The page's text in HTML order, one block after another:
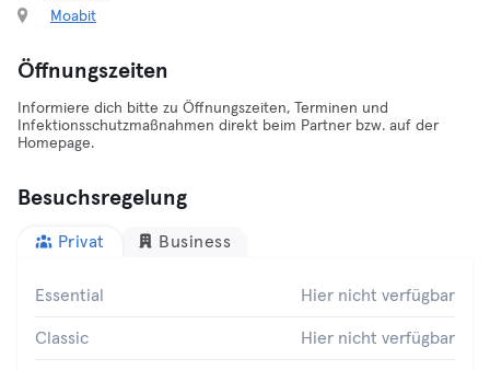
Moabit
Öffnungszeiten
Informiere dich bitte zu Öffnungszeiten, Terminen und
Infektionsschutzmaßnahmen direkt beim Partner bzw. auf der
Homepage.
Besuchsregelung
Privat Business
Essential Hier nicht verfügbar
Classic Hier nicht verfügbar